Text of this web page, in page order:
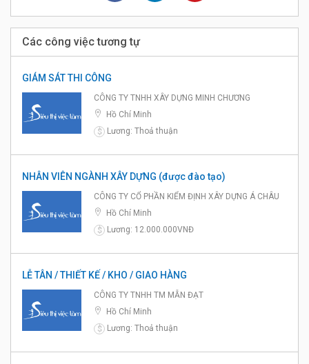
Các công việc tương tự
GIÁM SÁT THI CÔNG
CÔNG TY TNHH XÂY DỰNG MINH CHƯƠNG
Hồ Chí Minh
$
Lương: Thoả thuận
NHÂN VIÊN NGÀNH XÂY DỰNG (được đào tạo)
CÔNG TY CỔ PHẦN KIỂM ĐỊNH XÂY DỰNG Á CHÂU
Hồ Chí Minh
$
Lương: 12.000.000VNĐ
LỄ TÂN / THIẾT KẾ / KHO / GIAO HÀNG
CÔNG TY TNHH TM MẪN ĐẠT
Hồ Chí Minh
$
Lương: Thoả thuận